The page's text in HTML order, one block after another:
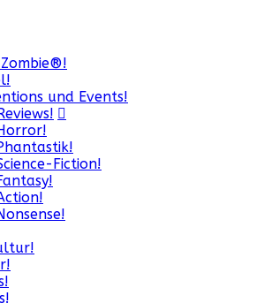
und Events!
Fiction!